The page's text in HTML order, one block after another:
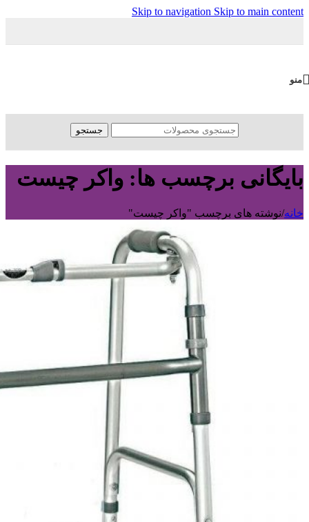
Skip to navigation Skip to main content
منو
جستجو
بایگانی برچسب ها: واکر چیست
خانه/نوشته های برچسب "واکر چیست"